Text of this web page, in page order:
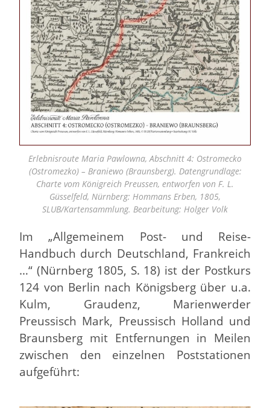
Erlebnisroute Maria Pawlowna, Abschnitt 4: Ostromecko
(Ostromezko) – Braniewo (Braunsberg). Datengrundlage:
Charte vom Königreich Preussen, entworfen von F. L.
Güsselfeld, Nürnberg: Hommans Erben, 1805,
SLUB/Kartensammlung. Bearbeitung: Holger Volk
Im „Allgemeinem Post- und Reise-
Handbuch durch Deutschland, Frankreich
…“ (Nürnberg 1805, S. 18) ist der Postkurs
124 von Berlin nach Königsberg über u.a.
Kulm, Graudenz, Marienwerder
Preussisch Mark, Preussisch Holland und
Braunsberg mit Entfernungen in Meilen
zwischen den einzelnen Poststationen
aufgeführt: